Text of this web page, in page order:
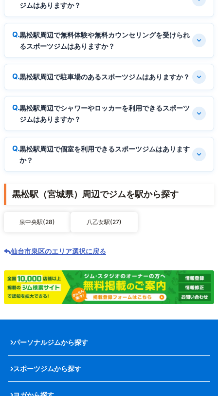
ジムはありますか？
黒松駅周辺で無料体験や無料カウンセリングを受けられ
るスポーツジムはありますか？
黒松駅周辺で駐車場のあるスポーツジムはありますか？
黒松駅周辺でシャワーやロッカーを利用できるスポーツ
ジムはありますか？
黒松駅周辺で個室を利用できるスポーツジムはあります
か？
黒松駅（宮城県）周辺でジムを駅から探す
泉中央駅(28) 八乙女駅(27)
仙台市泉区のエリア選択に戻る
パーソナルジムから探す
スポーツジムから探す